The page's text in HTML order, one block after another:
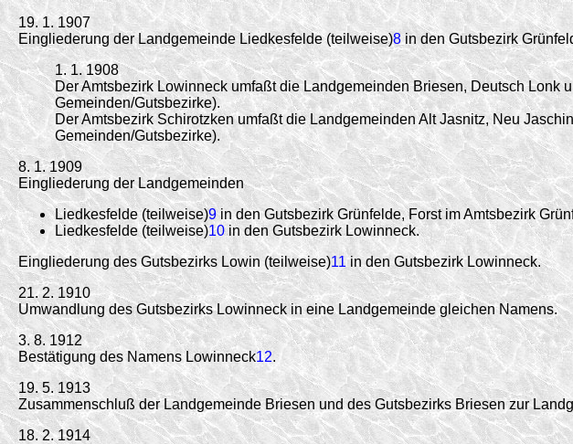
19. 1. 1907
Eingliederung der Landgemeinde Liedkesfelde (teilweise)8in den Gutsbezirk
1. 1. 1908
Der Amtsbezirk Lowinneck umfaßt die Landgemeinden Briesen, Deutsch
Gemeinden/Gutsbezirke).
Der Amtsbezirk Schirotzken umfaßt die Landgemeinden Alt Jasnitz, Neu
Gemeinden/Gutsbezirke).
8. 1. 1909
Eingliederung der Landgemeinden
Liedkesfelde (teilweise)9in den Gutsbezirk Grünfelde, Forst im Amtsbezirk
Liedkesfelde (teilweise)10in den Gutsbezirk Lowinneck.
Eingliederung des Gutsbezirks Lowin (teilweise)11in den Gutsbezirk Lowinneck.
21. 2. 1910
Umwandlung des Gutsbezirks Lowinneck in eine Landgemeinde gleichen Namens.
3. 8. 1912
Bestätigung des Namens Lowinneck12.
19. 5. 1913
Zusammenschluß der Landgemeinde Briesen und des Gutsbezirks Briesen zur
18. 2. 1914